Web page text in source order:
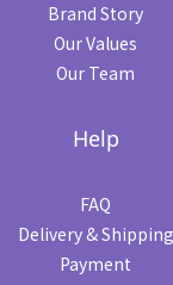
Brand Story
Our Values
Our Team
Help
FAQ
Delivery & Shipping
Payment